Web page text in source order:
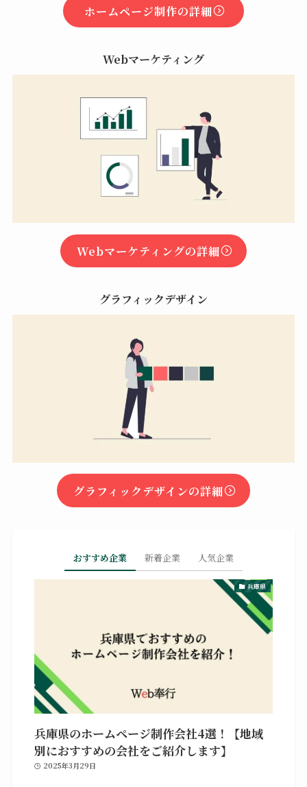
ホームページ制作の詳細
Webマーケティング
Webマーケティングの詳細
グラフィックデザイン
グラフィックデザインの詳細
おすすめ企業 新着企業 人気企業
兵庫県
兵庫県のホームページ制作会社4選！【地域
別におすすめの会社をご紹介します】
2025年3月29日